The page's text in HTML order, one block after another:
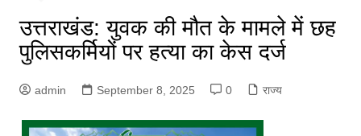
उत्तराखंड: युवक की मौत के मामले में छह
पुलिसकर्मियों पर हत्या का केस दर्ज
admin September 8, 2025 0 राज्य